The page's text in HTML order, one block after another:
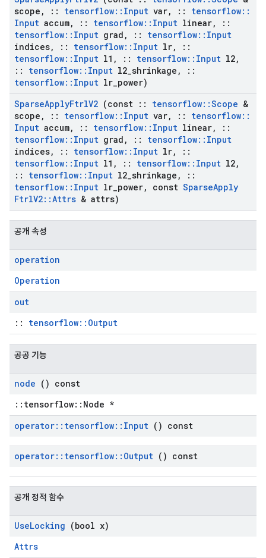
scope , :: tensorflow:: Input var, :: tensorflow::
Input accum, :: tensorflow:: Input linear,
::
tensorflow:: Input grad , :: tensorflow:: Input
indices, :: tensorflow:: Input lr,
::
tensorflow:: Input l1 , :: tensorflow:: Input l2,
::
tensorflow:: Input l2 shrinkage ,
::
tensorflow:: Input lr power)
SparseApplyFtrlV2 (const :: tensorflow::Scope &
scope , :: tensorflow:: Input var, :: tensorflow::
Input accum, :: tensorflow:: Input linear,
::
tensorflow:: Input grad , :: tensorflow:: Input
indices, :: tensorflow:: Input lr,
::
tensorflow:: Input l1 , :: tensorflow:: Input l2,
::
tensorflow:: Input l2 shrinkage ,
::
tensorflow:: Input lr power, const SparseApply
FtrlV2::Attrs & attrs)
공개 속성
operation
Operation
out
:: tensorflow::Output
공공 기능
node () const
::tensorflow::Node *
operator:: tensorflow:: Input () const
operator:: tensorflow:: Output () const
공개 정적 함수
UseLocking (bool x)
Attrs